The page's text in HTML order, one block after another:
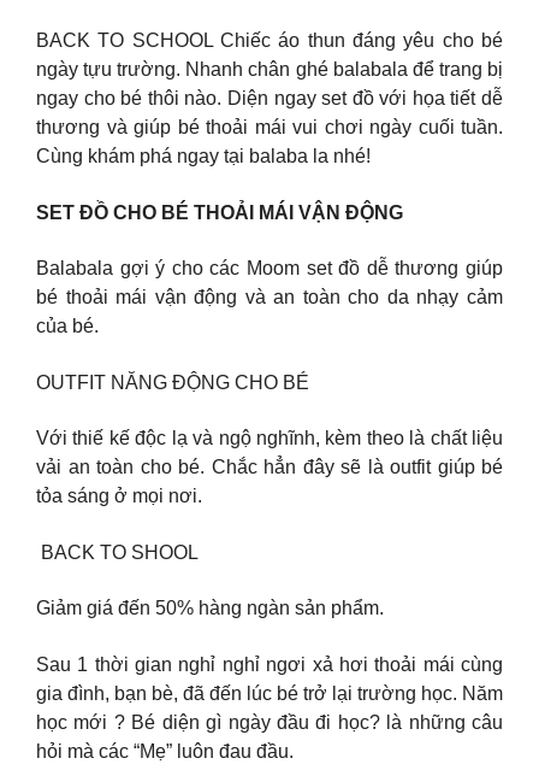
BACK TO SCHOOL Chiếc áo thun đáng yêu cho bé
ngày tựu trường. Nhanh chân ghé balabala để trang bị
ngay cho bé thôi nào. Diện ngay set đồ với họa tiết dễ
thương và giúp bé thoải mái vui chơi ngày cuối tuần.
Cùng khám phá ngay tại balaba la nhé!
SET ĐỒ CHO BÉ THOẢI MÁI VẬN ĐỘNG
Balabala gợi ý cho các Moom set đồ dễ thương giúp
bé thoải mái vận động và an toàn cho da nhạy cảm
của bé.
OUTFIT NĂNG ĐỘNG CHO BÉ
Với thiế kế độc lạ và ngộ nghĩnh, kèm theo là chất liệu
vải an toàn cho bé. Chắc hẳn đây sẽ là outfit giúp bé
tỏa sáng ở mọi nơi.
️ BACK TO SHOOL ️
Giảm giá đến 50% hàng ngàn sản phẩm.
Sau 1 thời gian nghỉ nghỉ ngơi xả hơi thoải mái cùng
gia đình, bạn bè, đã đến lúc bé trở lại trường học. Năm
học mới ? Bé diện gì ngày đầu đi học? là những câu
hỏi mà các “Mẹ” luôn đau đầu.